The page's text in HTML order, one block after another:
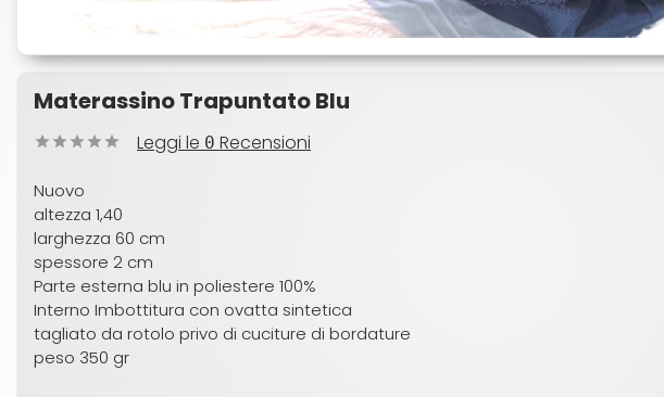
Materassino Trapuntato Blu
Leggi le 0 Recensioni
Nuovo
altezza 1,40
larghezza 60 cm
spessore 2 cm
Parte esterna blu in poliestere 100%
Interno Imbottitura con ovatta sintetica
tagliato da rotolo privo di cuciture di bordature
peso 350 gr